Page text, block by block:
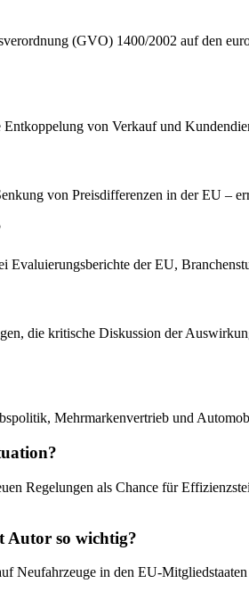
(GVO) 1400/2002 auf den
von Verkauf und
von Preisdifferenzen in der EU –
der EU,
die kritische Diskussion der
Mehrmarkenvertrieb und
Regelungen als Chance für
Autor so wichtig?
Neufahrzeuge in den EU-